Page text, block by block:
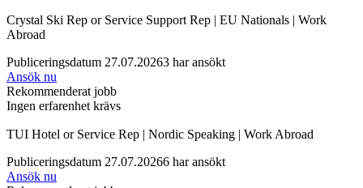
Crystal Ski Rep or Service Support Rep | EU Nationals | Work
Abroad
Publiceringsdatum 27.07.20263 har ansökt
Ansök nu
Rekommenderat jobb
Ingen erfarenhet krävs
TUI Hotel or Service Rep | Nordic Speaking | Work Abroad
Publiceringsdatum 27.07.20266 har ansökt
Ansök nu